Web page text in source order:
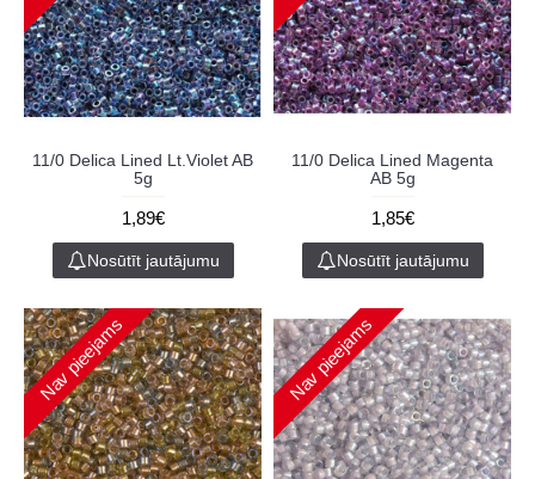
11/0 Delica Lined Lt.Violet AB
5g
1,89€
Nosūtīt jautājumu
11/0 Delica Lined Magenta
AB 5g
1,85€
Nosūtīt jautājumu
Nav pieejams Nav pieejams